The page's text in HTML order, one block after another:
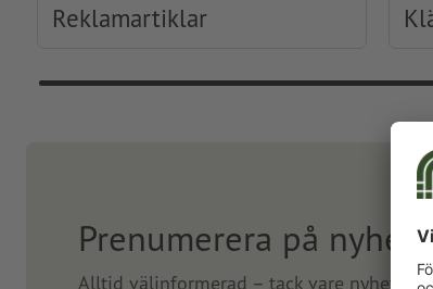
Reklamartiklar
Prenumerera på
Alltid välinformerad – tack vare